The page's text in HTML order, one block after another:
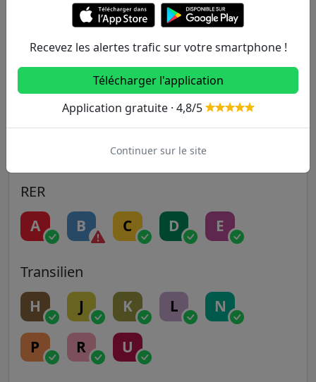
2 3 3B 4
5 6 7 7B 8
10 11 12 13
RER
A B C D E
Transilien
H J K L N
P R U
Recevez les alertes trafic sur votre smartphone !
Télécharger l'application
Application gratuite · 4,8/5
Continuer sur le site